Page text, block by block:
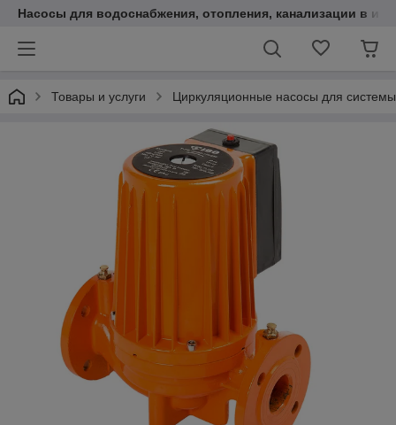
Насосы для водоснабжения, отопления, канализации в
Товары и услуги Циркуляционные насосы для